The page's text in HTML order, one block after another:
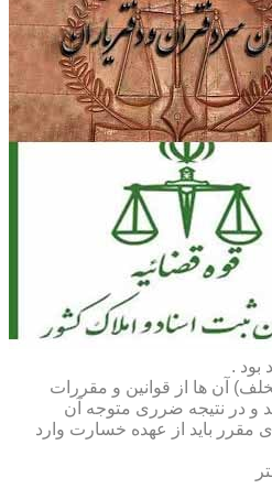
بود .
آن ها از قوانین و مقررات
و در نتیجه ضرری متوجه آن
مقرر باید از عهده خسارت وارد